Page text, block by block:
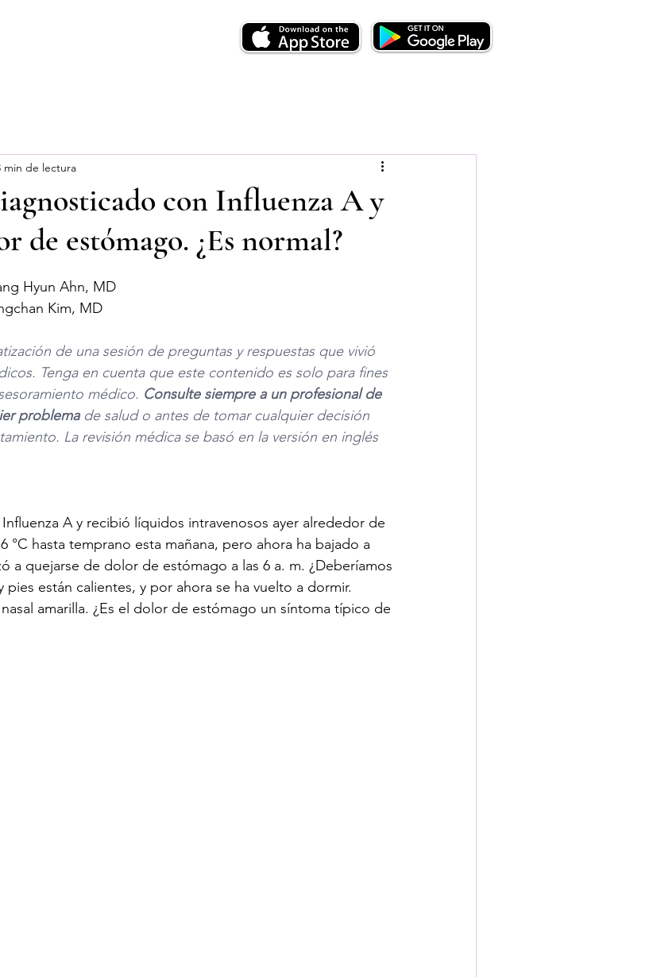
con Influenza A y
de estómago. ¿Es normal?
min de lectura
Hyun Ahn, MD
Kim, MD
de una sesión de preguntas y respuestas que vivió
Tenga en cuenta que este contenido es solo para fines
médico. Consulte siempre a un profesional de
problema de salud o antes de tomar cualquier decisión
La revisión médica se basó en la versión en inglés
A y recibió líquidos intravenosos ayer alrededor de
°C hasta temprano esta mañana, pero ahora ha bajado a
a quejarse de dolor de estómago a las 6 a. m. ¿Deberíamos
pies están calientes, y por ahora se ha vuelto a dormir.
amarilla. ¿Es el dolor de estómago un síntoma típico de